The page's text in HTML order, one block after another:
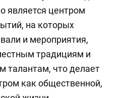
является центром
на которых
и мероприятия,
традициям и
талантам, что делает
как общественной,